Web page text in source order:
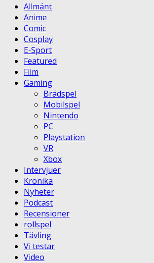
Allmänt
Anime
Comic
Cosplay
E-Sport
Featured
Film
Gaming
Brädspel
Mobilspel
Nintendo
PC
Playstation
VR
Xbox
Intervjuer
Krönika
Nyheter
Podcast
Recensioner
rollspel
Tävling
Vi testar
Video